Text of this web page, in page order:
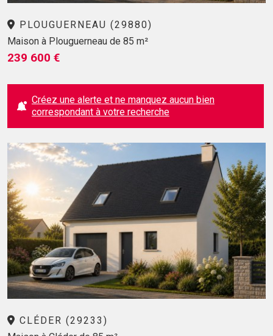
PLOUGUERNEAU (29880)
Maison à Plouguerneau de 85 m²
239 600 €
Créez une alerte et ne manquez aucun bien
correspondant à votre recherche
CLÉDER (29233)